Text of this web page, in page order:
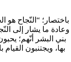
باختصار؛ “النّجاح
وعادة ما يشار إلى
بني البشر أنّهم؛
بها، ويجتنبون